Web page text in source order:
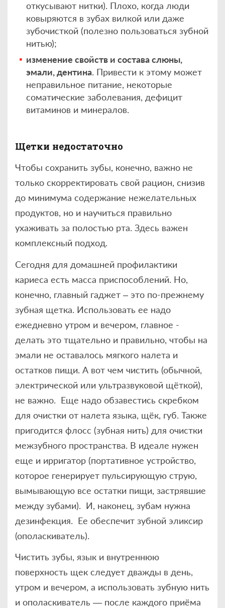
откусывают нитки). Плохо, когда люди
ковыряются в зубах вилкой или даже
зубочисткой (полезно пользоваться зубной
нитью);
изменение свойств и состава слюны,
эмали, дентина. Привести к этому может
неправильное питание, некоторые
соматические заболевания, дефицит
витаминов и минералов.
Щетки недостаточно
Чтобы сохранить зубы, конечно, важно не
только скорректировать свой рацион, снизив
до минимума содержание нежелательных
продуктов, но и научиться правильно
ухаживать за полостью рта. Здесь важен
комплексный подход.
Сегодня для домашней профилактики
кариеса есть масса приспособлений. Но,
конечно, главный гаджет – это по-прежнему
зубная щетка. Использовать ее надо
ежедневно утром и вечером, главное -
делать это тщательно и правильно, чтобы на
эмали не оставалось мягкого налета и
остатков пищи. А вот чем чистить (обычной,
электрической или ультразвуковой щёткой),
не важно. Еще надо обзавестись скребком
для очистки от налета языка, щёк, губ. Также
пригодится флосс (зубная нить) для очистки
межзубного пространства. В идеале нужен
еще и ирригатор (портативное устройство,
которое генерирует пульсирующую струю,
вымывающую все остатки пищи, застрявшие
между зубами). И, наконец, зубам нужна
дезинфекция. Ее обеспечит зубной эликсир
(ополаскиватель).
Чистить зубы, язык и внутреннюю
поверхность щек следует дважды в день,
утром и вечером, а использовать зубную нить
и ополаскиватель — после каждого приёма